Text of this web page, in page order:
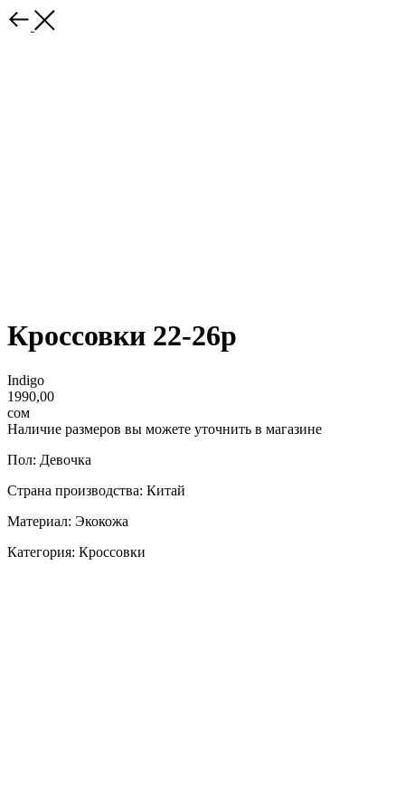
Кроссовки 22-26р
Indigo
1990,00
сом
Наличие размеров вы можете уточнить в магазине
Пол: Девочка
Страна производства: Китай
Материал: Экокожа
Категория: Кроссовки